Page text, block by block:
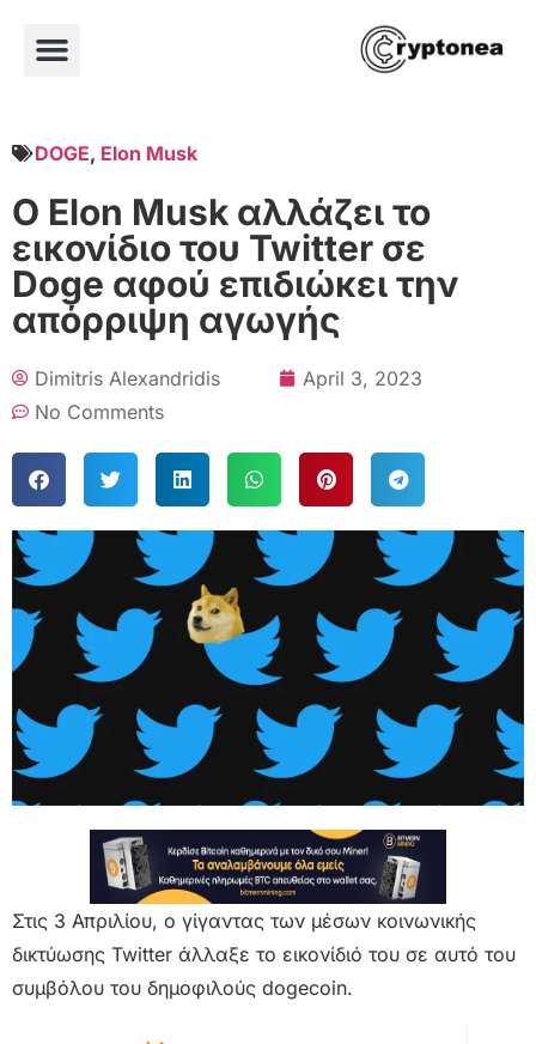
DOGE, Elon Musk
Ο Elon Musk αλλάζει το
εικονίδιο του Twitter σε
Doge αφού επιδιώκει την
απόρριψη αγωγής
Dimitris Alexandridis
April 3, 2023
No Comments
Στις 3 Απριλίου, ο γίγαντας των μέσων κοινωνικής
δικτύωσης Twitter άλλαξε το εικονίδιό του σε αυτό του
συμβόλου του δημοφιλούς dogecoin.